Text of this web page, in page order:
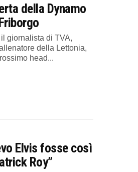
della Dynamo
giornalista di TVA,
della Lettonia,
head...
Elvis fosse così
Roy”